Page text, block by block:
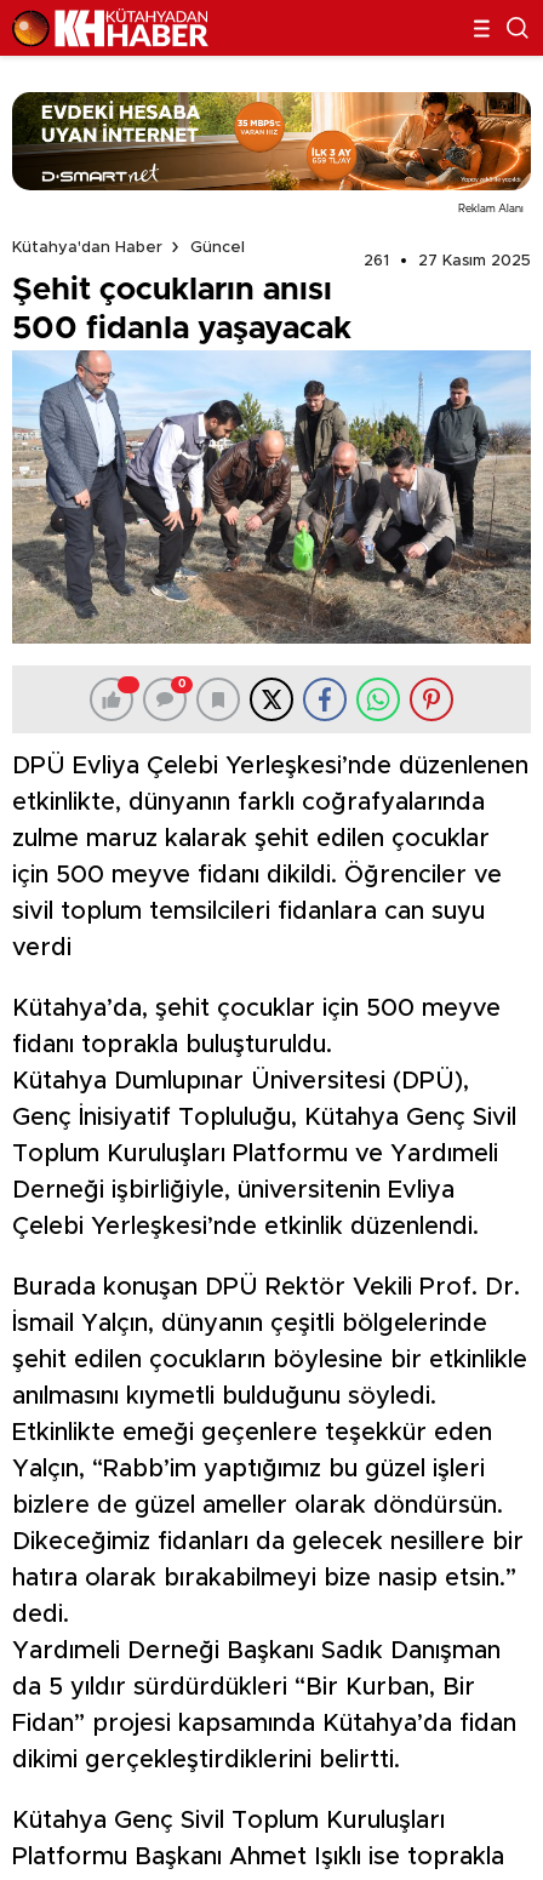
Reklam Alanı
Kütahya'dan Haber
Güncel
261
27 Kasım 2025
Şehit çocukların anısı
500 fidanla yaşayacak
0
DPÜ Evliya Çelebi Yerleşkesi’nde düzenlenen
etkinlikte, dünyanın farklı coğrafyalarında
zulme maruz kalarak şehit edilen çocuklar
için 500 meyve fidanı dikildi. Öğrenciler ve
sivil toplum temsilcileri fidanlara can suyu
verdi
Kütahya’da, şehit çocuklar için 500 meyve
fidanı toprakla buluşturuldu.
Kütahya Dumlupınar Üniversitesi (DPÜ),
Genç İnisiyatif Topluluğu, Kütahya Genç Sivil
Toplum Kuruluşları Platformu ve Yardımeli
Derneği işbirliğiyle, üniversitenin Evliya
Çelebi Yerleşkesi’nde etkinlik düzenlendi.
Burada konuşan DPÜ Rektör Vekili Prof. Dr.
İsmail Yalçın, dünyanın çeşitli bölgelerinde
şehit edilen çocukların böylesine bir etkinlikle
anılmasını kıymetli bulduğunu söyledi.
Etkinlikte emeği geçenlere teşekkür eden
Yalçın, “Rabb’im yaptığımız bu güzel işleri
bizlere de güzel ameller olarak döndürsün.
Dikeceğimiz fidanları da gelecek nesillere bir
hatıra olarak bırakabilmeyi bize nasip etsin.”
dedi.
Yardımeli Derneği Başkanı Sadık Danışman
da 5 yıldır sürdürdükleri “Bir Kurban, Bir
Fidan” projesi kapsamında Kütahya’da fidan
dikimi gerçekleştirdiklerini belirtti.
Kütahya Genç Sivil Toplum Kuruluşları
Platformu Başkanı Ahmet Işıklı ise toprakla